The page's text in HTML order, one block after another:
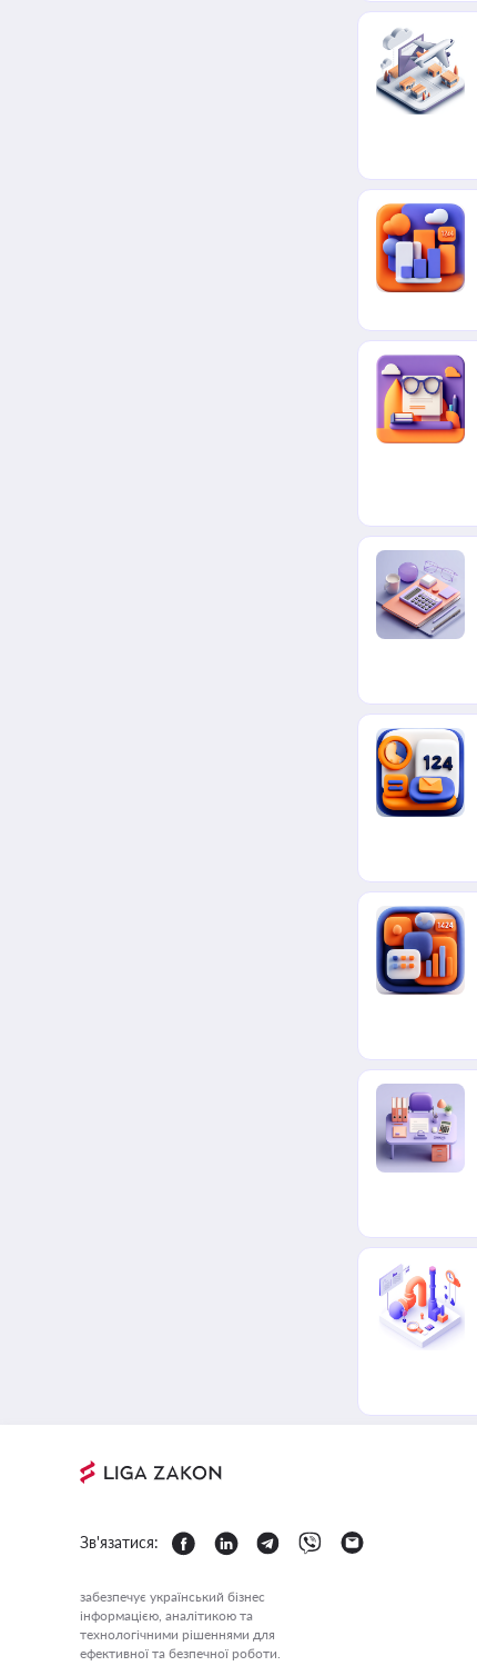
Зв'язатися:
забезпечує український бізнес
інформацією, аналітикою та
технологічними рішеннями для
ефективної та безпечної роботи.